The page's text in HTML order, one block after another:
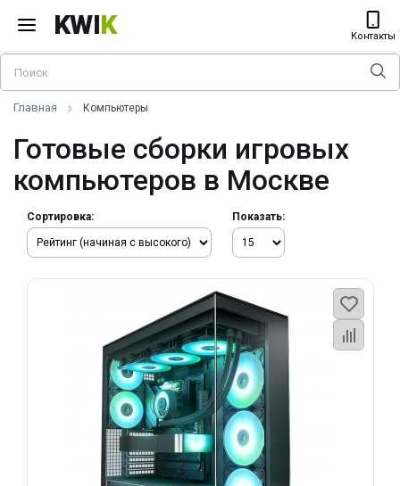
KWIK Контакты
Главная Компьютеры
Готовые сборки игровых
компьютеров в Москве
Сортировка: Показать: